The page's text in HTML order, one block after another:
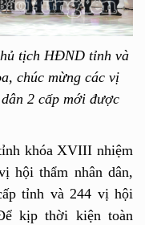
tịch HĐND tỉnh và
chúc mừng các vị
2 cấp mới được
khóa XVIII nhiệm
hội thẩm nhân dân,
tỉnh và 244 vị hội
kịp thời kiện toàn